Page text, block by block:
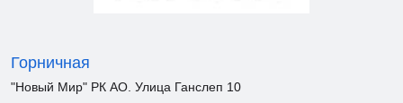
Горничная
"Новый Мир" РК АО. Улица Ганслеп 10